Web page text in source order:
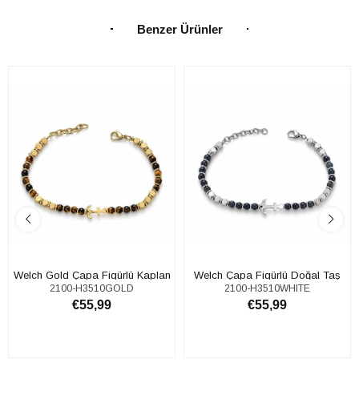
Benzer Ürünler
Welch Gold Çapa Figürlü Kaplan
Gözü Taşlı Erkek Bileklik
2100-H3510GOLD
€55,99
​​Welch Çapa Figürlü Doğal Taş
Detaylı Çelik Erkek Bileklik
2100-H3510WHITE
€55,99